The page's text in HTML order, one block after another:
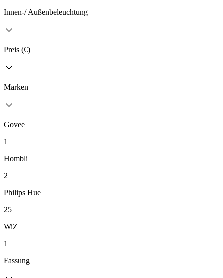
Innen-/ Außenbeleuchtung
Preis (€)
Marken
Govee
1
Hombli
2
Philips Hue
25
WiZ
1
Fassung